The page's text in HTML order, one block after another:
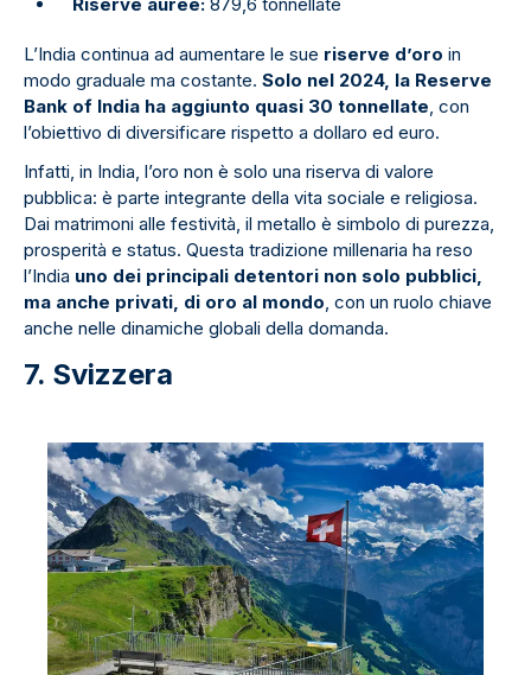
Riserve auree: 879,6 tonnellate
L’India continua ad aumentare le sue riserve d’oro in
modo graduale ma costante. Solo nel 2024, la Reserve
Bank of India ha aggiunto quasi 30 tonnellate, con
l’obiettivo di diversificare rispetto a dollaro ed euro.
Infatti, in India, l’oro non è solo una riserva di valore
pubblica: è parte integrante della vita sociale e religiosa.
Dai matrimoni alle festività, il metallo è simbolo di purezza,
prosperità e status. Questa tradizione millenaria ha reso
l’India uno dei principali detentori non solo pubblici,
ma anche privati, di oro al mondo, con un ruolo chiave
anche nelle dinamiche globali della domanda.
7. Svizzera